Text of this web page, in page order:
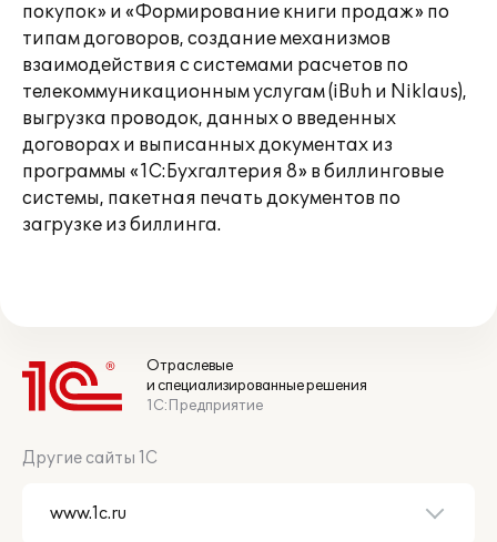
покупок» и «Формирование книги продаж» по
типам договоров, создание механизмов
взаимодействия с системами расчетов по
телекоммуникационным услугам (iBuh и Niklaus),
выгрузка проводок, данных о введенных
договорах и выписанных документах из
программы «1С:Бухгалтерия 8» в биллинговые
системы, пакетная печать документов по
загрузке из биллинга.
Отраслевые
и специализированные решения
1С:Предприятие
Другие сайты 1С